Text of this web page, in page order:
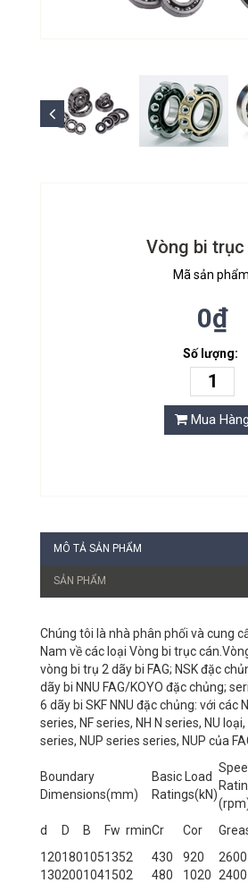
Vòng bi trục
Mã sản
0₫
Số lượng:
Mua Hàng
MÔ TẢ SẢN PHẨM
SẢN PHẨM
Chúng tôi là nhà phân phối và cung
Nam về các loại Vòng bi trục
vòng bi trụ 2 dãy bi FAG; NSK đặc
dãy bi NNU FAG/KOYO đặc chủng;
6 dãy bi SKF NNU đặc chủng: với các
series, NF series, NH N series, NU
series, NUP series series, NUP của
Boundary
Dimensions(mm)
Basic Load
Ratings(kN)
d
D B Fw rminCr Cor
1201801051352 430 920 2600
1302001041502 480 1020 2400